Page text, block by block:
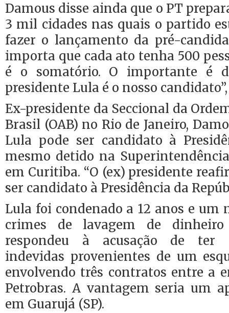
Damous disse ainda que o PT
3 mil cidades nas quais o partido
fazer o lançamento da pré-
importa que cada ato tenha 500
é o somatório. O importante é
presidente Lula é o nosso
Ex-presidente da Seccional da
Brasil (OAB) no Rio de Janeiro,
Lula pode ser candidato à
mesmo detido na
em Curitiba. “O (ex) presidente
ser candidato à Presidência da
Lula foi condenado a 12 anos e um
crimes de lavagem de
respondeu à acusação de ter
indevidas provenientes de um
envolvendo três contratos entre a
Petrobras. A vantagem seria um
em Guarujá (SP).